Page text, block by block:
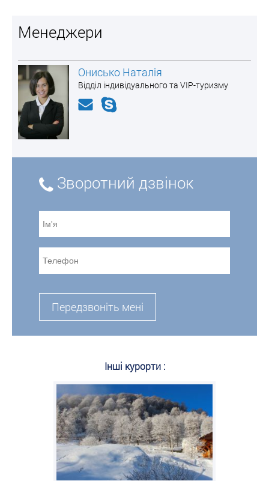
Менеджери
Онисько Наталія
Відділ індивідуального та VIP-туризму
Зворотний дзвінок
Передзвоніть мені
Інші курорти :